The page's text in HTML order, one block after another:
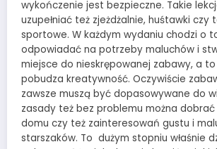
wykończenie jest bezpieczne. Takie
uzupełniać też zjeżdżalnie, huśtawki czy
sportowe. W każdym wydaniu chodzi o
odpowiadać na potrzeby maluchów i
miejsce do nieskrępowanej zabawy, a
pobudza kreatywność. Oczywiście
zawsze muszą być dopasowywane do
zasady też bez problemu można
domu czy też zainteresowań gustu i
starszaków. To dużym stopniu właśnie